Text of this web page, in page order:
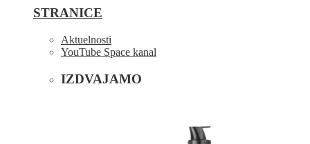
STRANICE
Aktuelnosti
YouTube Space kanal
IZDVAJAMO